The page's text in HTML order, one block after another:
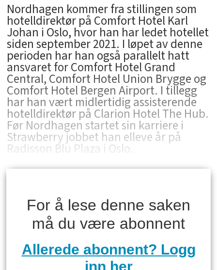
Nordhagen kommer fra stillingen som
hotelldirektør på Comfort Hotel Karl
Johan i Oslo, hvor han har ledet hotellet
siden september 2021. I løpet av denne
perioden har han også parallelt hatt
ansvaret for Comfort Hotel Grand
Central, Comfort Hotel Union Brygge og
Comfort Hotel Bergen Airport. I tillegg
har han vært midlertidig assisterende
hotelldirektør på Clarion Hotel The Hub.
Før Nordhagen startet sin karriere i
Strawberry jobbet han elleve år på
Radisson Blu Plaza i Oslo.
For å lese denne saken
må du være abonnent
Allerede abonnent? Logg
inn her